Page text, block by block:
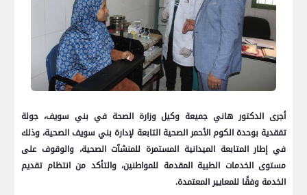
أجرى الدكتور هاني جميعة وكيل وزارة الصحة في بني سويف، جولة
تفقدية بوحدة الكوم الأحمر الصحية التابعة لإدارة بني سويف الصحية، وذلك
في إطار المتابعة الميدانية المستمرة للمنشآت الصحية، والوقوف على
مستوى الخدمات الطبية المقدمة للمواطنين، والتأكد من انتظام تقديم
الخدمة وفقًا للمعايير المعتمدة.